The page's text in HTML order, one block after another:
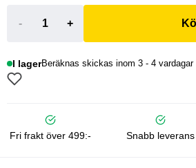
- +
I lagerBeräknas skickas inom 3 - 4 vardagar
Fri frakt över 499:- Snabb leverans